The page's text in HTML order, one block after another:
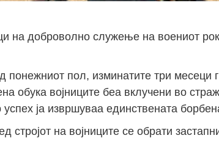
на доброволно служење на воениот
понежниот пол, изминатите три месеци
обука војниците беа вклучени во
ја извршуваа единствената
стројот на војниците се обрати